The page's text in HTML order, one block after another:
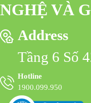
NGHỆ VÀ
Address
Tầng 6 Số
Hotline
1900.099.950